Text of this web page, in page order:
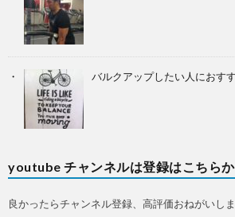
バルクアップしたい人におす
youtube チャンネルは登録はこちら
良かったらチャンネル登録、高評価おねがいし